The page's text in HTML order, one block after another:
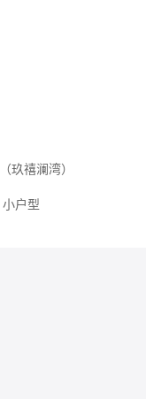
玖禧澜湾）
小户型